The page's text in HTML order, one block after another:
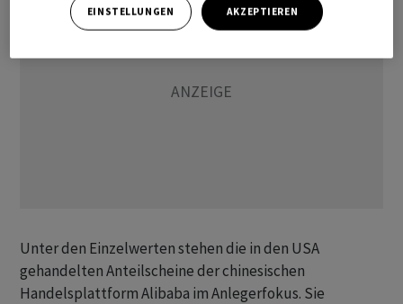
Unter den Einzelwerten stehen die in den USA
gehandelten Anteilscheine der chinesischen
Handelsplattform Alibaba im Anlegerfokus. Sie
EINSTELLUNGEN AKZEPTIEREN